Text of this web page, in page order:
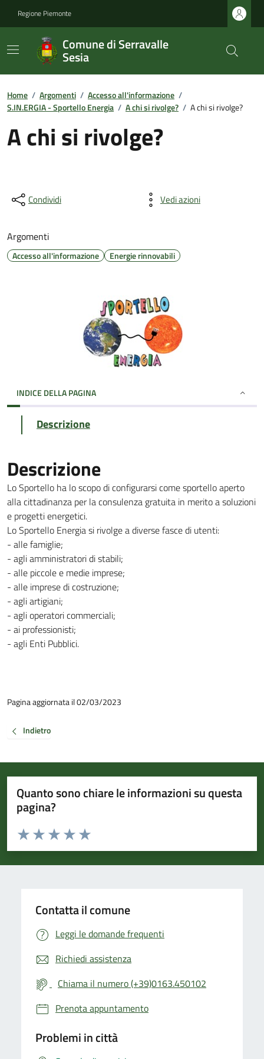
Regione Piemonte
Comune di Serravalle
Sesia
Home / Argomenti / Accesso all'informazione /
S.IN.ERGIA - Sportello Energia / A chi si rivolge? / A chi si rivolge?
A chi si rivolge?
Condividi Vedi azioni
Argomenti
Accesso all'informazione Energie rinnovabili
INDICE DELLA PAGINA
Descrizione
Descrizione
Lo Sportello ha lo scopo di configurarsi come sportello aperto
alla cittadinanza per la consulenza gratuita in merito a soluzioni
e progetti energetici.
Lo Sportello Energia si rivolge a diverse fasce di utenti:
- alle famiglie;
- agli amministratori di stabili;
- alle piccole e medie imprese;
- alle imprese di costruzione;
- agli artigiani;
- agli operatori commerciali;
- ai professionisti;
- agli Enti Pubblici.
Pagina aggiornata il 02/03/2023
Indietro
Quanto sono chiare le informazioni su questa
pagina?
Valuta da 1 a 5 stelle la pagina
Valuta 5 stelle su 5
Valuta 4 stelle su 5
Valuta 3 stelle su 5
Valuta 2 stelle su 5
Valuta 1 stelle su 5
Contatta il comune
Leggi le domande frequenti
Richiedi assistenza
Chiama il numero (+39)0163.450102
Prenota appuntamento
Problemi in città